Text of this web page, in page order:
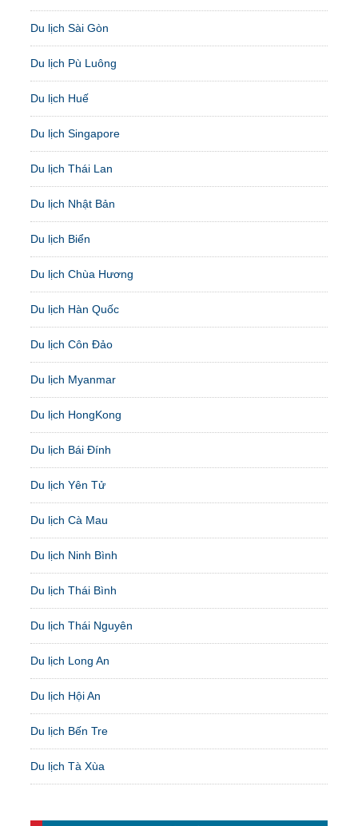
Du lịch Sài Gòn
Du lịch Pù Luông
Du lịch Huế
Du lịch Singapore
Du lịch Thái Lan
Du lịch Nhật Bản
Du lịch Biển
Du lịch Chùa Hương
Du lịch Hàn Quốc
Du lịch Côn Đảo
Du lịch Myanmar
Du lịch HongKong
Du lịch Bái Đính
Du lịch Yên Tử
Du lịch Cà Mau
Du lịch Ninh Bình
Du lịch Thái Bình
Du lịch Thái Nguyên
Du lịch Long An
Du lịch Hội An
Du lịch Bến Tre
Du lịch Tà Xùa